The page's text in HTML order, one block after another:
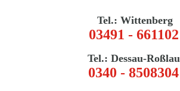
Tel.: Wittenberg
03491 - 661102
Tel.: Dessau-Roßlau
0340 - 8508304